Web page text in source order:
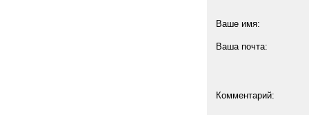
Ваше имя:
Ваша почта:
Комментарий: